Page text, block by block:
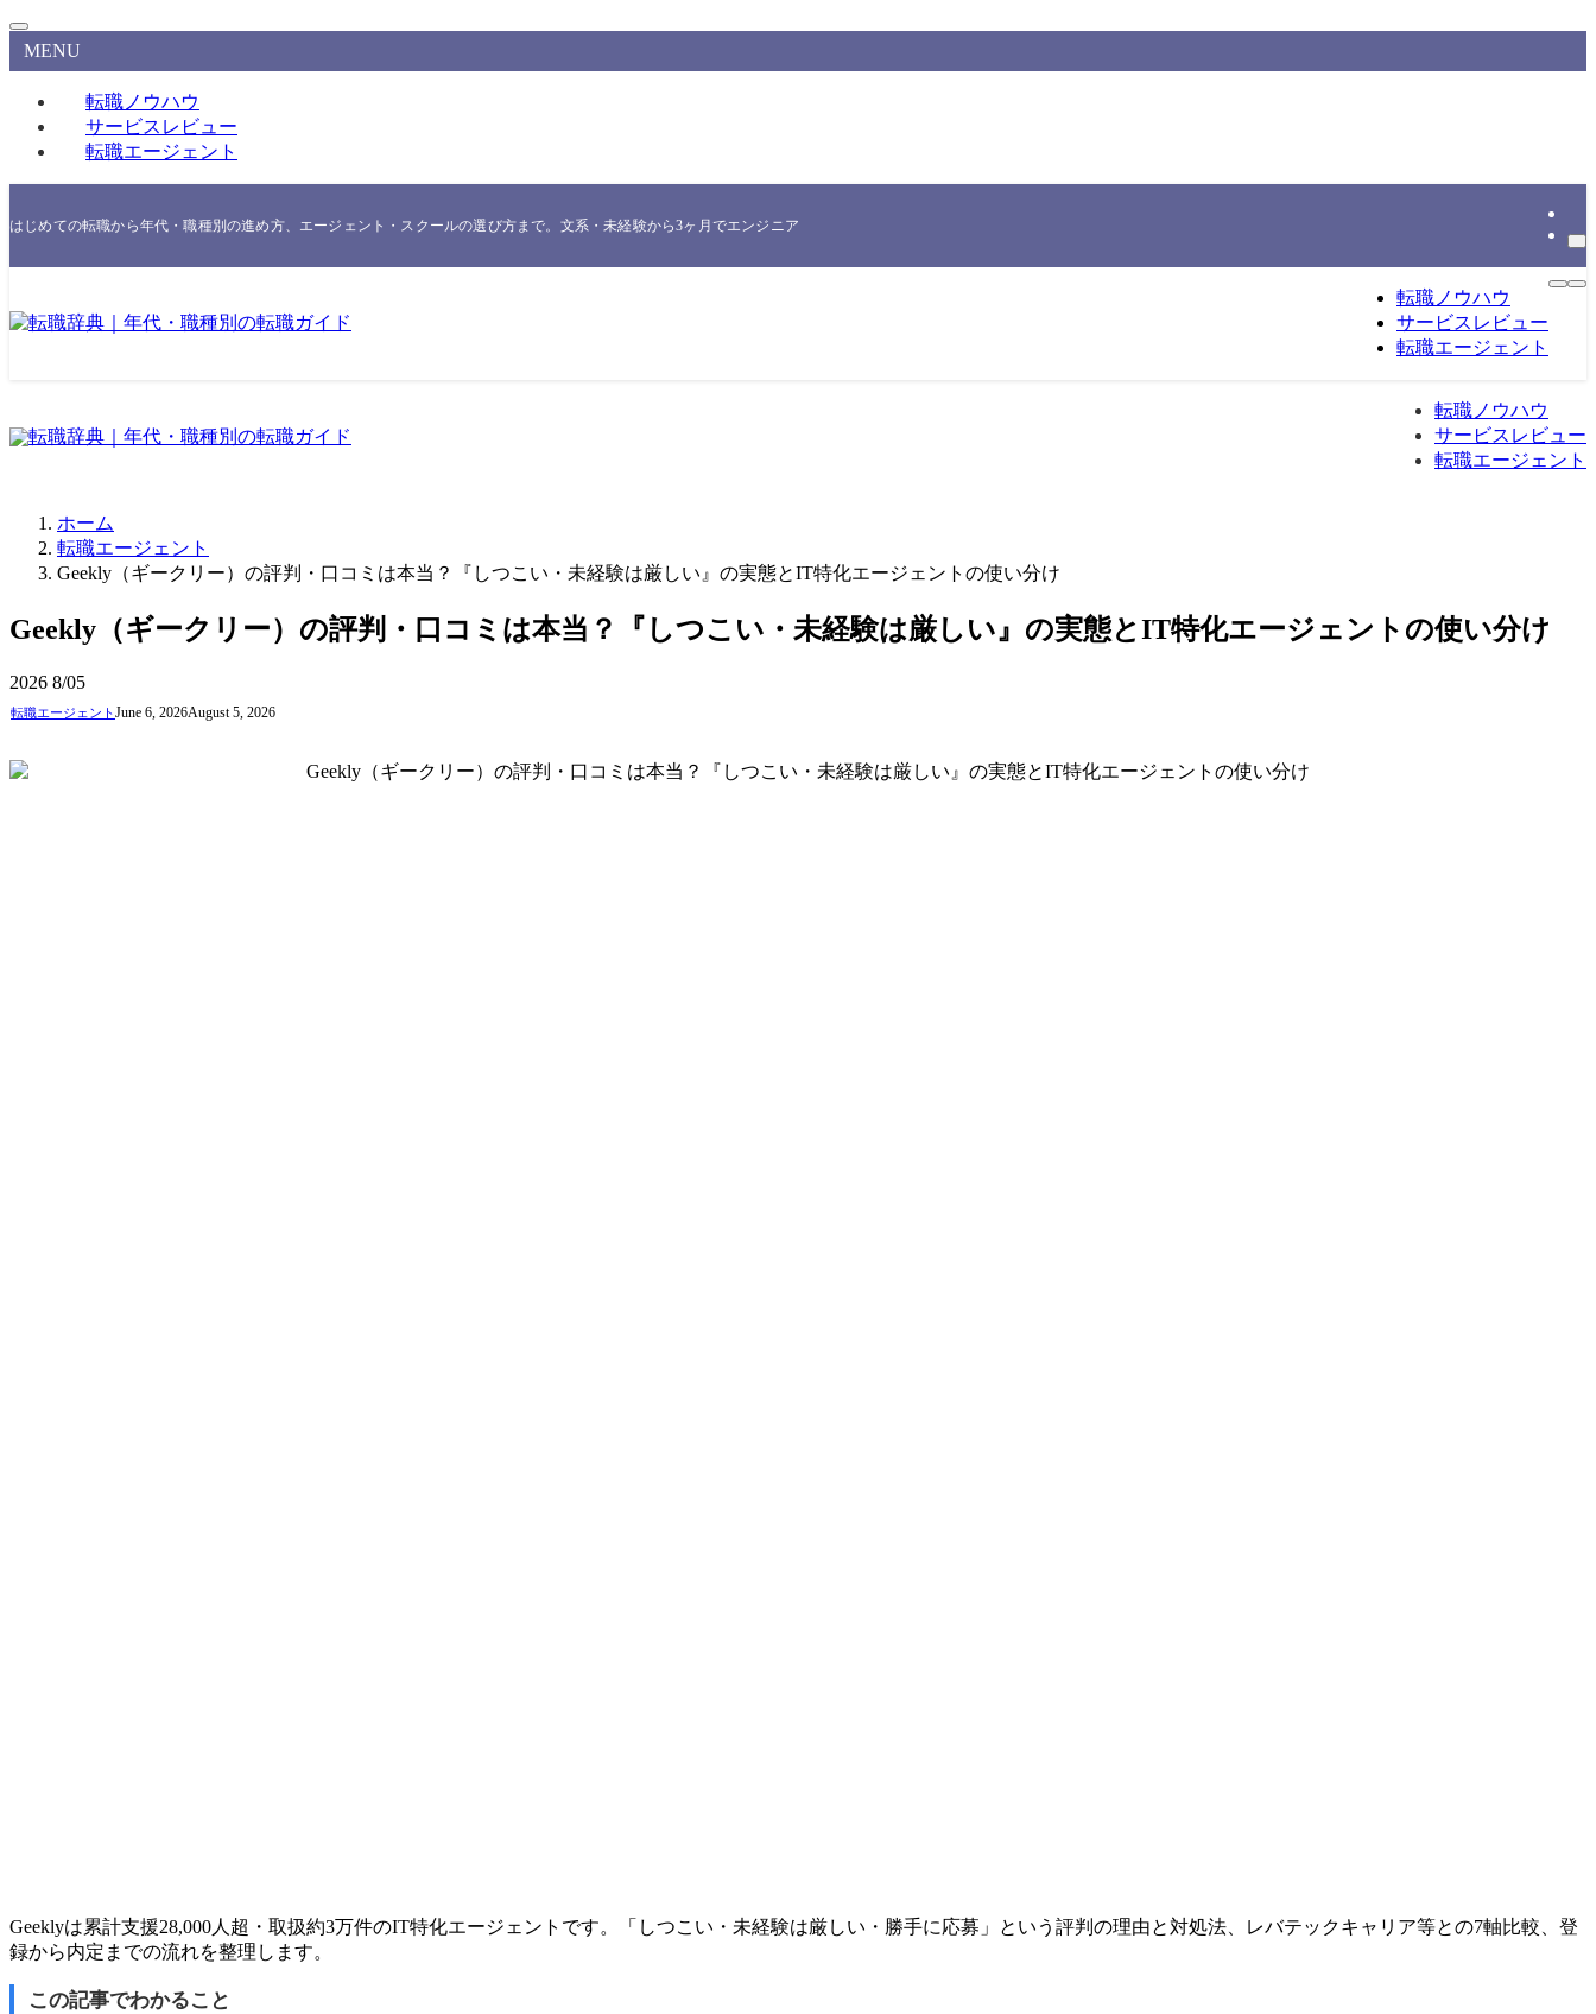
MENU
転職ノウハウ
サービスレビュー
転職エージェント
はじめての転職から年代・職種別の進め方、エージェント・スクールの選び方まで。文系・未経験から3ヶ月でエンジニア転職したNakataが、実際に使った一次情報をもとに整理する転職総合メディアです。
転職ノウハウ
サービスレビュー
転職エージェント
転職ノウハウ
サービスレビュー
転職エージェント
ホーム
転職エージェント
Geekly（ギークリー）の評判・口コミは本当？『しつこい・未経験は厳しい』の実態とIT特化エージェントの使い分け
Geekly（ギークリー）の評判・口コミは本当？『しつこい・未経験は厳しい』の実態とIT特化エージェントの使い分け
2026 8/05
転職エージェントJune 6, 2026August 5, 2026
Geeklyは累計支援28,000人超・取扱約3万件のIT特化エージェントです。「しつこい・未経験は厳しい・勝手に応募」という評判の理由と対処法、レバテックキャリア等との7軸比較、登
録から内定までの流れを整理します。
この記事でわかること